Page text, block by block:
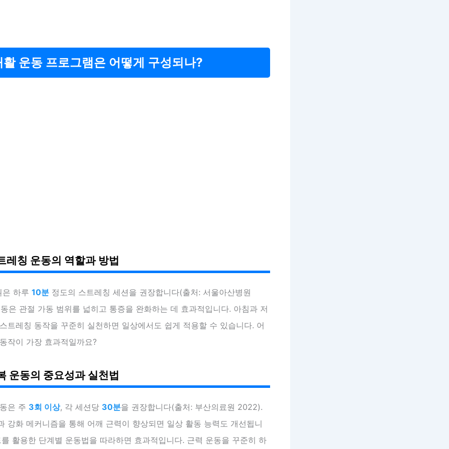
활 운동 프로그램은 어떻게 구성되나?
레칭 운동의 역할과 방법
은 하루 10분 정도의 스트레칭 세션을 권장합니다(출처: 서울아산병원
은 관절 가동 범위를 넓히고 통증을 완화하는 데 효과적입니다. 아침과 저
트레칭 동작을 꾸준히 실천하면 일상에서도 쉽게 적용할 수 있습니다. 어
작이 가장 효과적일까요?
운동의 중요성과 실천법
은 주 3회 이상, 각 세션당 30분을 권장합니다(출처: 부산의료원 2022).
강화 메커니즘을 통해 어깨 근력이 향상되면 일상 활동 능력도 개선됩니
활용한 단계별 운동법을 따라하면 효과적입니다. 근력 운동을 꾸준히 하